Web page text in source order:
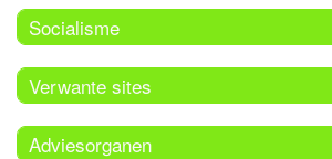
Socialisme
Verwante sites
Adviesorganen